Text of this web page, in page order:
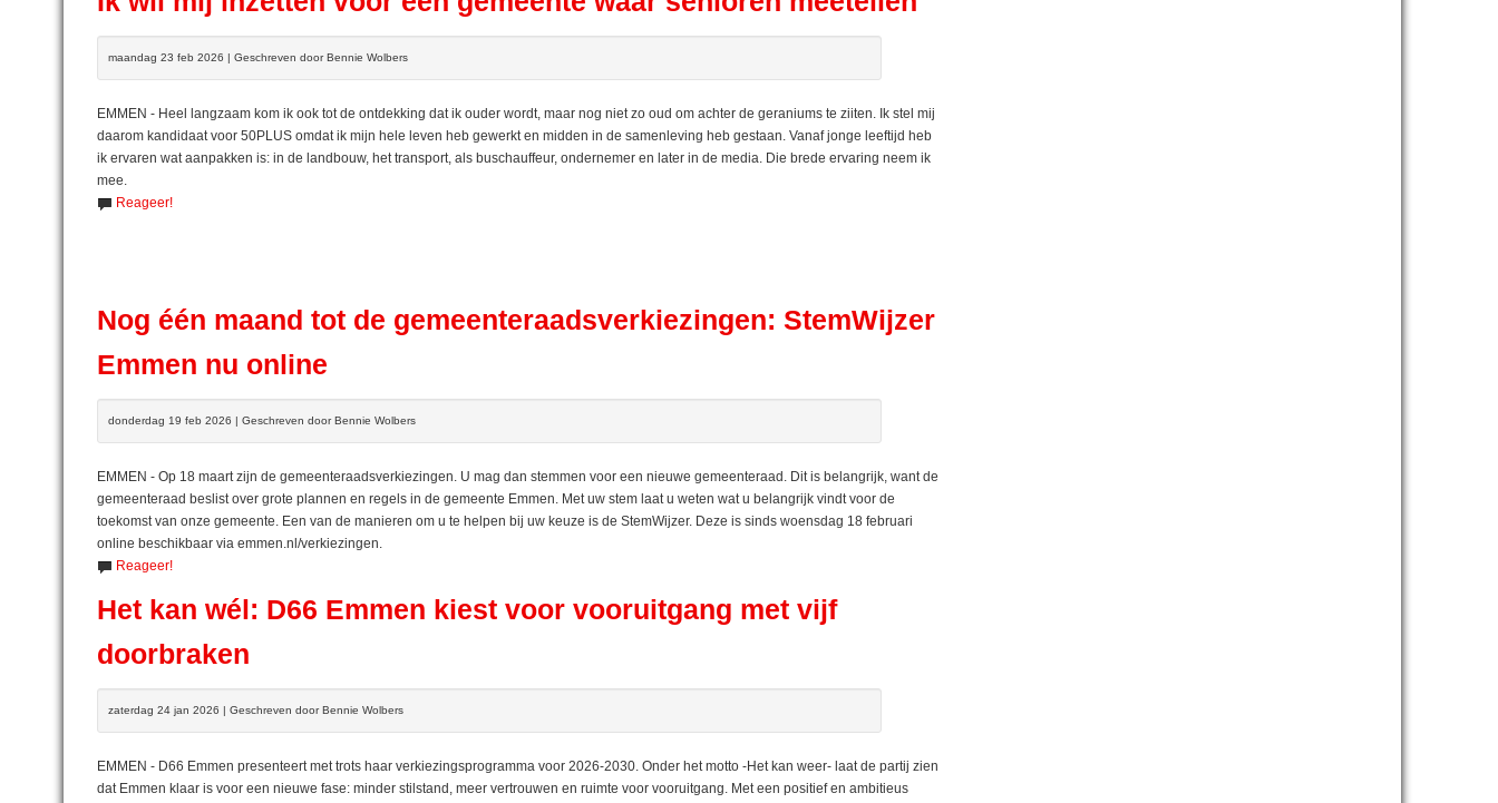
maandag 23 feb 2026 | Geschreven door Bennie Wolbers
EMMEN - Heel langzaam kom ik ook tot de ontdekking dat ik ouder wordt, maar nog niet zo oud om achter de geraniums te ziiten. Ik stel mij
daarom kandidaat voor 50PLUS omdat ik mijn hele leven heb gewerkt en midden in de samenleving heb gestaan. Vanaf jonge leeftijd heb
ik ervaren wat aanpakken is: in de landbouw, het transport, als buschauffeur, ondernemer en later in de media. Die brede ervaring neem ik
mee.
Reageer!
Nog één maand tot de gemeenteraadsverkiezingen: StemWijzer
Emmen nu online
donderdag 19 feb 2026 | Geschreven door Bennie Wolbers
EMMEN - Op 18 maart zijn de gemeenteraadsverkiezingen. U mag dan stemmen voor een nieuwe gemeenteraad. Dit is belangrijk, want de
gemeenteraad beslist over grote plannen en regels in de gemeente Emmen. Met uw stem laat u weten wat u belangrijk vindt voor de
toekomst van onze gemeente. Een van de manieren om u te helpen bij uw keuze is de StemWijzer. Deze is sinds woensdag 18 februari
online beschikbaar via emmen.nl/verkiezingen.
Reageer!
Het kan wél: D66 Emmen kiest voor vooruitgang met vijf
doorbraken
zaterdag 24 jan 2026 | Geschreven door Bennie Wolbers
EMMEN - D66 Emmen presenteert met trots haar verkiezingsprogramma voor 2026-2030. Onder het motto -Het kan weer- laat de partij zien
dat Emmen klaar is voor een nieuwe fase: minder stilstand, meer vertrouwen en ruimte voor vooruitgang. Met een positief en ambitieus